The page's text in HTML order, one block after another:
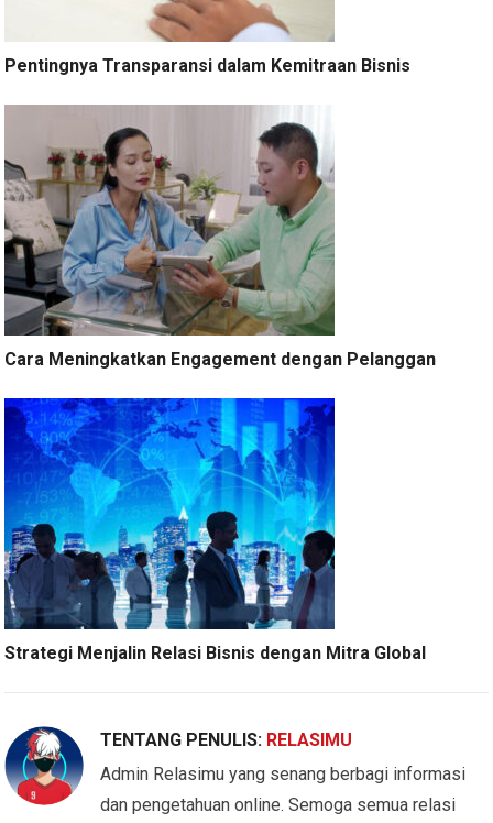
Pentingnya Transparansi dalam Kemitraan Bisnis
Cara Meningkatkan Engagement dengan Pelanggan
Strategi Menjalin Relasi Bisnis dengan Mitra Global
TENTANG PENULIS: RELASIMU
Admin Relasimu yang senang berbagi informasi
dan pengetahuan online. Semoga semua relasi